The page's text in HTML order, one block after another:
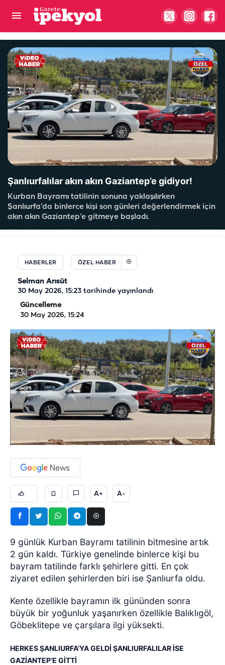
Şanlıurfalılar akın akın Gaziantep’e gidiyor!
Kurban Bayramı tatilinin sonuna yaklaşılırken
Şanlıurfa’da binlerce kişi son günleri değerlendirmek için
akın akın Gaziantep’e gitmeye başladı.
HABERLER ÖZEL HABER
Selman Arısüt
30 May 2026, 15:23 tarihinde yayınlandı
Güncelleme
30 May 2026, 15:24
A+ A-
9 günlük Kurban Bayramı tatilinin bitmesine artık
2 gün kaldı. Türkiye genelinde binlerce kişi bu
bayram tatilinde farklı şehirlere gitti. En çok
ziyaret edilen şehirlerden biri ise Şanlıurfa oldu.
Kente özellikle bayramın ilk gününden sonra
büyük bir yoğunluk yaşanırken özellikle Balıklıgöl,
Göbeklitepe ve çarşılara ilgi yüksekti.
HERKES ŞANLIURFA’YA GELDİ ŞANLIURFALILAR İSE
GAZİANTEP’E GİTTİ
Gurbetçi talebi Urfa esnafına sezonu erken
açtırdı! Valizler salça ile doluyor